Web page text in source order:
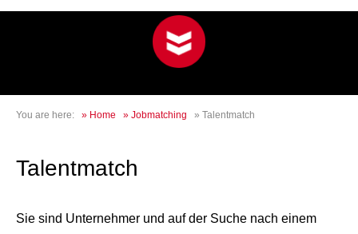
You are here: » Home » Jobmatching » Talentmatch
Talentmatch
Sie sind Unternehmer und auf der Suche nach einem